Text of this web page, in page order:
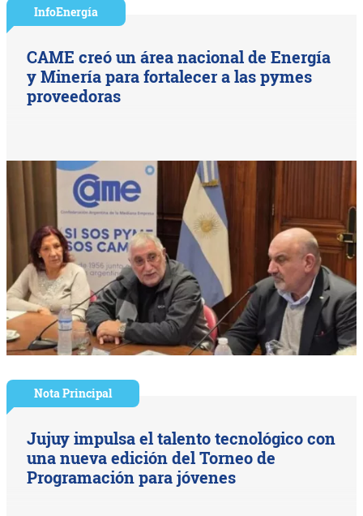
InfoEnergía
CAME creó un área nacional de Energía
y Minería para fortalecer a las pymes
proveedoras
Nota Principal
Jujuy impulsa el talento tecnológico con
una nueva edición del Torneo de
Programación para jóvenes